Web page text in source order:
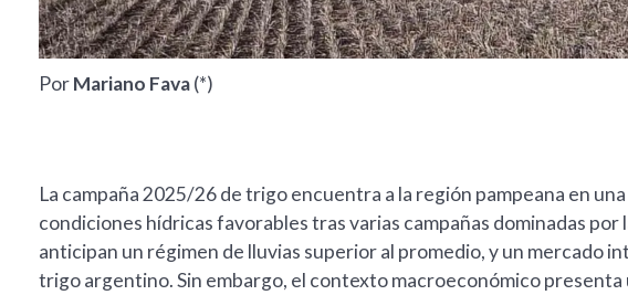
PorMariano Fava(*)
La campaña 2025/26 de trigo encuentra a la región pampeana en
condiciones hídricas favorables tras varias campañas dominadas
anticipan un régimen de lluvias superior al promedio, y un mercado
trigo argentino. Sin embargo, el contexto macroeconómico